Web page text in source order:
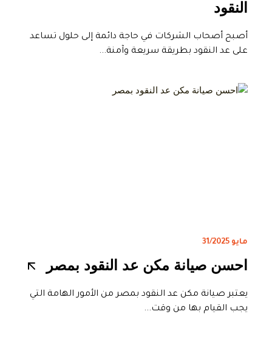
النقود
أصبح أصحاب الشركات في حاجة دائمة إلى حلول تساعد
على عد النقود بطريقة سريعة وآمنة...
مايو 31/2025
احسن صيانة مكن عد النقود بمصر
يعتبر صيانة مكن عد النقود بمصر من الأمور الهامة التي
يجب القيام بها من وقت...